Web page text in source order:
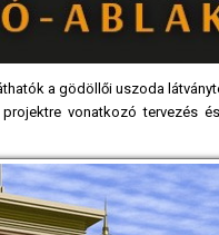
a gödöllői uszoda
vonatkozó tervezés